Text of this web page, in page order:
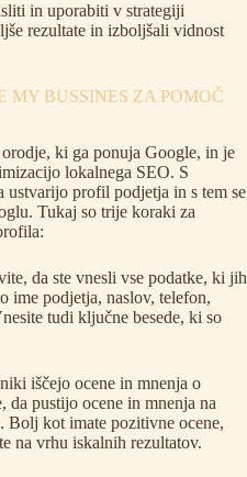
in uporabiti v strategiji
rezultate in izboljšali vidnost
BUSSINES ZA POMOČ
ki ga ponuja Google, in je
lokalnega SEO. S
profil podjetja in s tem se
Tukaj so trije koraki za
da ste vnesli vse podatke, ki jih
ime podjetja, naslov, telefon,
tudi ključne besede, ki so
iščejo ocene in mnenja o
da pustijo ocene in mnenja na
Bolj kot imate pozitivne ocene,
na vrhu iskalnih rezultatov.